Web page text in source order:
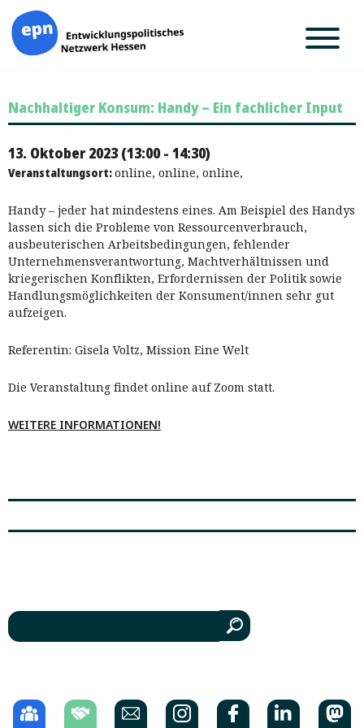
Inhalt
springen
Nachhaltiger Konsum: Handy – Ein fachlicher Input
13. Oktober 2023 (13:00 - 14:30)
Veranstaltungsort:online, online, online,
Handy – jeder hat mindestens eines. Am Beispiel des Handys
lassen sich die Probleme von Ressourcenverbrauch,
ausbeuterischen Arbeitsbedingungen, fehlender
Unternehmensverantwortung, Machtverhältnissen und
kriegerischen Konflikten, Erfordernissen der Politik sowie
Handlungsmöglichkeiten der Konsument/innen sehr gut
aufzeigen.
Referentin: Gisela Voltz, Mission Eine Welt
Die Veranstaltung findet online auf Zoom statt.
WEITERE INFORMATIONEN!